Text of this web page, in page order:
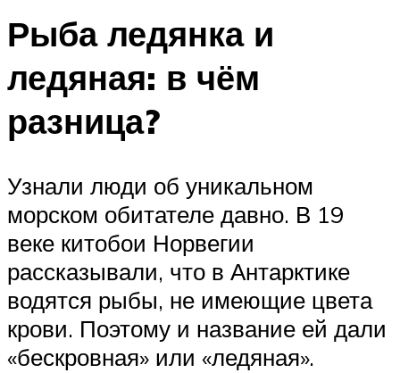
Рыба ледянка и
ледяная: в чём
разница?
Узнали люди об уникальном
морском обитателе давно. В 19
веке китобои Норвегии
рассказывали, что в Антарктике
водятся рыбы, не имеющие цвета
крови. Поэтому и название ей дали
«бескровная» или «ледяная».